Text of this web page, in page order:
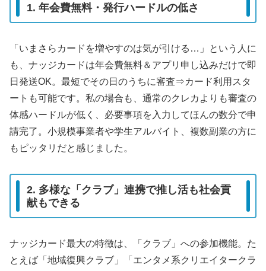
1. 年会費無料・発行ハードルの低さ
「いまさらカードを増やすのは気が引ける…」という人に
も、ナッジカードは年会費無料＆アプリ申し込みだけで即
日発送OK。最短でその日のうちに審査⇒カード利用スタ
ートも可能です。私の場合も、通常のクレカよりも審査の
体感ハードルが低く、必要事項を入力してほんの数分で申
請完了。小規模事業者や学生アルバイト、複数副業の方に
もピッタリだと感じました。
2. 多様な「クラブ」連携で推し活も社会貢
献もできる
ナッジカード最大の特徴は、「クラブ」への参加機能。た
とえば「地域復興クラブ」「エンタメ系クリエイタークラ